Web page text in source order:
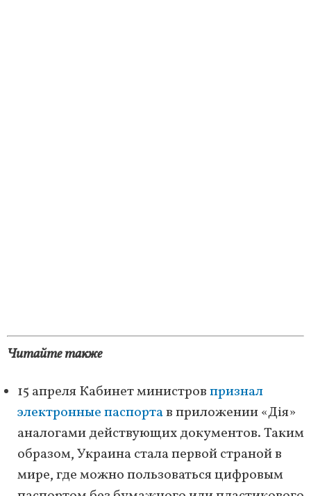
Читайте также
15 апреля Кабинет министровпризнал
электронные паспортав приложении «Дія»
аналогами действующих документов. Таким
образом, Украина стала первой страной в
мире, где можно пользоваться цифровым